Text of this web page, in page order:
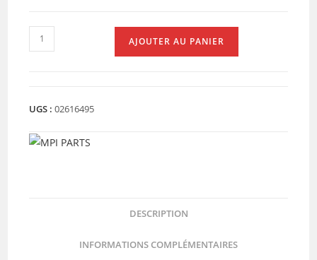
quantité
de
PIAGGIO
AJOUTER AU PANIER
UGS :02616495
DESCRIPTION
INFORMATIONS COMPLÉMENTAIRES